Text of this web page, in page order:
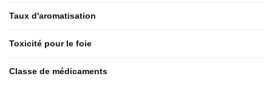
Taux d'aromatisation
Toxicité pour le foie
Classe de médicaments